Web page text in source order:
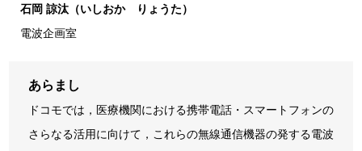
石岡 諒汰（いしおか りょうた）
電波企画室
あらまし
ドコモでは，医療機関における携帯電話・スマートフォンの
さらなる活用に向けて，これらの無線通信機器の発する電波